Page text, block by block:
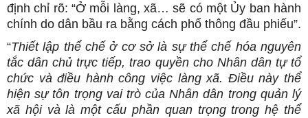
định chỉ rõ: “Ở mỗi làng, xã… sẽ có một Ủy ban hành
chính do dân bầu ra bằng cách phổ thông đầu phiếu”.
“Thiết lập thể chế ở cơ sở là sự thể chế hóa nguyên
tắc dân chủ trực tiếp, trao quyền cho Nhân dân tự tổ
chức và điều hành công việc làng xã. Điều này thể
hiện sự tôn trọng vai trò của Nhân dân trong quản lý
xã hội và là một cấu phần quan trọng trong hệ thể